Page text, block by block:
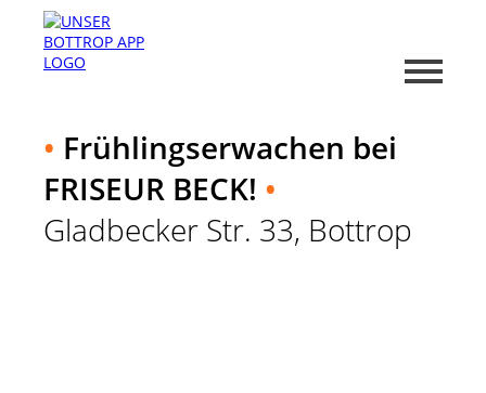
• Frühlingserwachen bei
FRISEUR BECK! •
Gladbecker Str. 33, Bottrop